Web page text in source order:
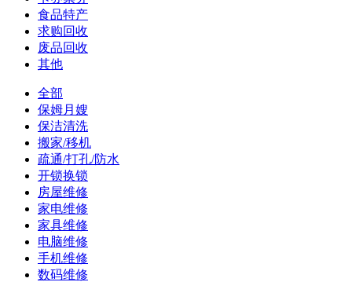
食品特产
求购回收
废品回收
其他
全部
保姆月嫂
保洁清洗
搬家/移机
疏通/打孔/防水
开锁换锁
房屋维修
家电维修
家具维修
电脑维修
手机维修
数码维修